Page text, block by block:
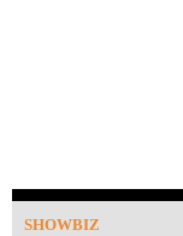
SHOWBIZ